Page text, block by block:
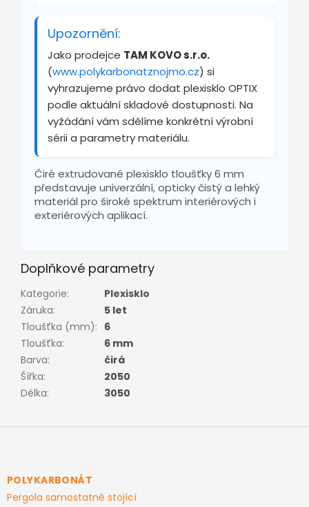
Upozornění:
Jako prodejce TAM KOVO s.r.o.
(www.polykarbonatznojmo.cz) si
vyhrazujeme právo dodat plexisklo OPTIX
podle aktuální skladové dostupnosti. Na
vyžádání vám sdělíme konkrétní výrobní
sérii a parametry materiálu.
Čiré extrudované plexisklo tloušťky 6 mm
představuje univerzální, opticky čistý a lehký
materiál pro široké spektrum interiérových i
exteriérových aplikací.
Doplňkové parametry
Kategorie:
Plexisklo
Záruka:
5 let
Tloušťka (mm): 6
Tloušťka:
6 mm
Barva:
čirá
Šířka:
2050
Délka: 3050
Z
aPOLYKARBONÁT
Pergola samostatně stojící